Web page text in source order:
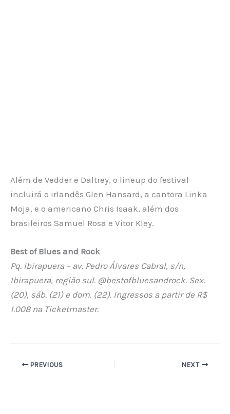
Além de Vedder e Daltrey, o lineup do festival
incluirá o irlandês Glen Hansard, a cantora Linka
Moja, e o americano Chris Isaak, além dos
brasileiros Samuel Rosa e Vitor Kley.
Best of Blues and Rock
Pq. Ibirapuera – av. Pedro Álvares Cabral, s/n,
Ibirapuera, região sul. @bestofbluesandrock. Sex.
(20), sáb. (21) e dom. (22). Ingressos a partir de R$
1.008 na Ticketmaster.
PREVIOUS NEXT